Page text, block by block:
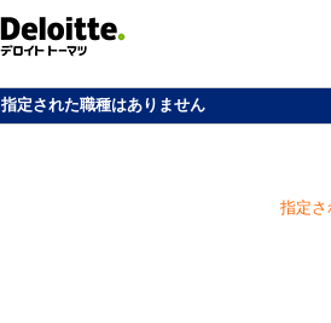
指定された職種はありません
指定さ